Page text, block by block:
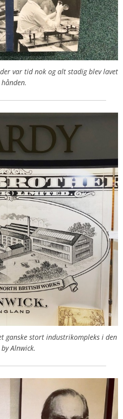
var tid nok og alt stadig blev lavet
ganske stort industrikompleks i den
Alnwick.